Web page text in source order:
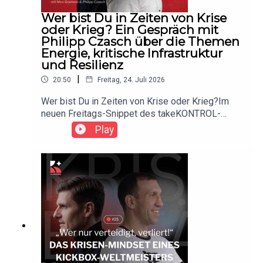
Deutschlands Krisenfähigkeit.krisenfähig – der
takeKONTROL Podcast mit Nico Gramenz.Stärke
beginnt mit Klarheit.
Wer bist Du in Zeiten von Krise
oder Krieg? Ein Gespräch mit
Philipp Czasch über die Themen
Energie, kritische Infrastruktur
und Resilienz
20:50 | Freitag, 24. Juli 2026
Wer bist Du in Zeiten von Krise oder Krieg?Im
neuen Freitags-Snippet des takeKONTROL-
Podcasts spricht Nico Gramenz mit Philipp
Czasch – Geschäftsführer von HDC Solutions und
Bedrohungslage, Energie, kritische Infrastruktur
und Resilienz.Ein Gedanke bleibt besonders
hängen:Noch bleibt ein kleines Zeitfenster, um zu
agieren. Wenn wir es nicht nutzen, bleibt uns
irgendwann nur noch das Reagieren.Es geht um
Klarheit, persönliche Verantwortung,
gemeinschaftliche Resilienz und die Frage, wie
konkrete Vorbereitung aussieht, bevor es zu spät
Play